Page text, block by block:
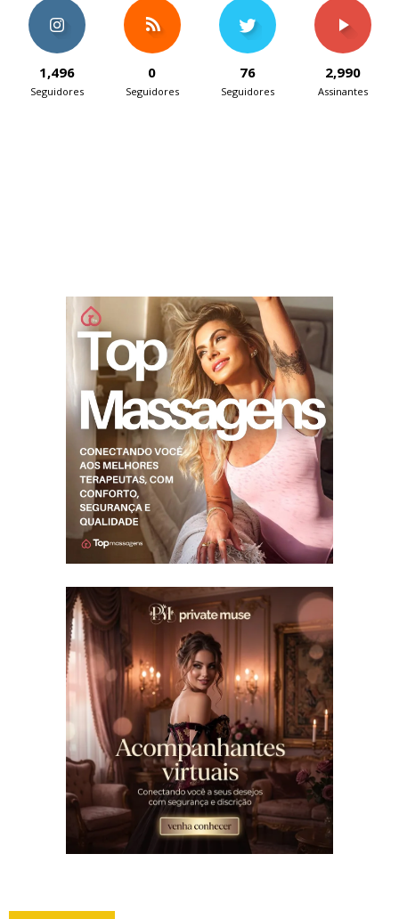
1,496
Seguidores
0
Seguidores
76
Seguidores
2,990
Assinantes